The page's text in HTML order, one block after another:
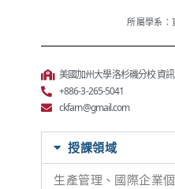
所屬學系：
美國加州大學洛杉磯分校 資
+886-3-265-5041
ckfarn@gmail.com
授課領域
生產管理、國際企業